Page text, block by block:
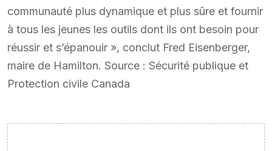
communauté plus dynamique et plus sûre et fournir
à tous les jeunes les outils dont ils ont besoin pour
réussir et s’épanouir », conclut Fred Eisenberger,
maire de Hamilton. Source : Sécurité publique et
Protection civile Canada